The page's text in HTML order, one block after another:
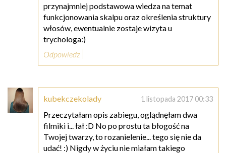
przynajmniej podstawowa wiedza na temat
funkcjonowania skalpu oraz określenia struktury
włosów, ewentualnie zostaje wizyta u
trychologa:)
Odpowiedz
kubekczekolady 1 listopada 2017 00:33
Przeczytałam opis zabiegu, oglądnęłam dwa
filmiki i... łał :D No po prostu ta błogość na
Twojej twarzy, to rozanielenie... tego się nie da
udać! :) Nigdy w życiu nie miałam takiego